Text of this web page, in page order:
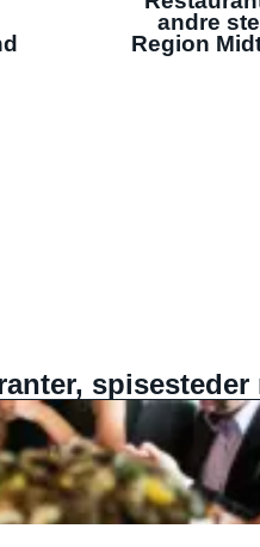
andre
Region
spisesteder